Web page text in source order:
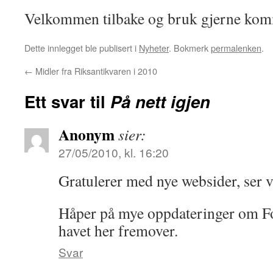
Velkommen tilbake og bruk gjerne
Dette innlegget ble publisert i Nyheter. Bokmerkpermalenken.
← Midler fra Riksantikvaren i 2010
Ett svar til På nett igjen
Anonymsier:
27/05/2010, kl. 16:20
Gratulerer med nye websider,
Håper på mye oppdateringer om
havet her fremover.
Svar